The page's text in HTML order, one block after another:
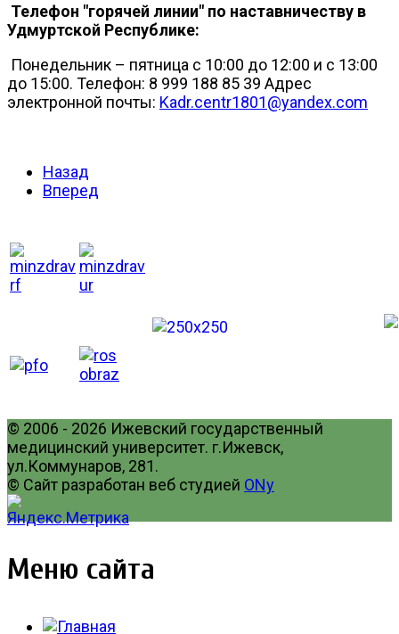
Телефон "горячей линии" по наставничеству в
Удмуртской Республике:
Понедельник – пятница с 10:00 до 12:00 и с 13:00
до 15:00. Телефон: 8 999 188 85 39 Адрес
электронной почты: Kadr.centr1801@yandex.com
Назад
Вперед
© 2006 - 2026 Ижевский государственный
медицинский университет. г.Ижевск,
ул.Коммунаров, 281.
© Сайт разработан веб студией ONy
Меню сайта